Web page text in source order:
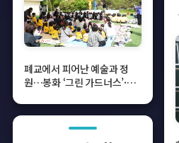
폐교에서 피어난 예술과 정
원…봉화 ‘그린 가드너스’·영